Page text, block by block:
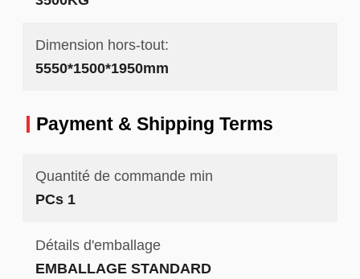
Dimension hors-tout:
5550*1500*1950mm
Payment & Shipping Terms
Quantité de commande min
PCs 1
Détails d'emballage
EMBALLAGE STANDARD